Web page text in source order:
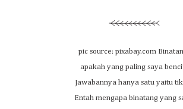
pic source: pixabay.com
apakah yang paling saya
Jawabannya hanya satu yaitu
Entah mengapa binatang yang